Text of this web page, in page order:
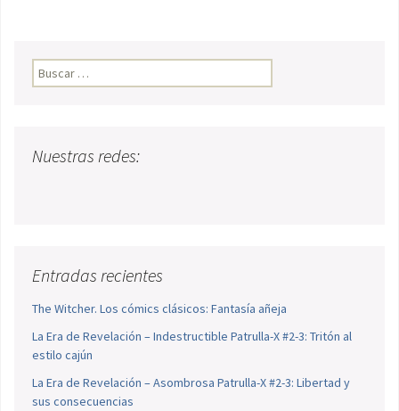
Buscar:
Nuestras redes:
Entradas recientes
The Witcher. Los cómics clásicos: Fantasía añeja
La Era de Revelación – Indestructible Patrulla-X #2-3: Tritón al
estilo cajún
La Era de Revelación – Asombrosa Patrulla-X #2-3: Libertad y
sus consecuencias